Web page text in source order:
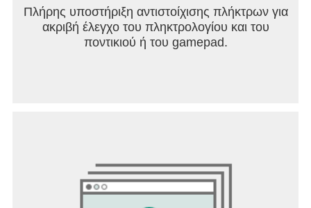
Πλήρης υποστήριξη αντιστοίχισης πλήκτρων για
ακριβή έλεγχο του πληκτρολογίου και του
ποντικιού ή του gamepad.